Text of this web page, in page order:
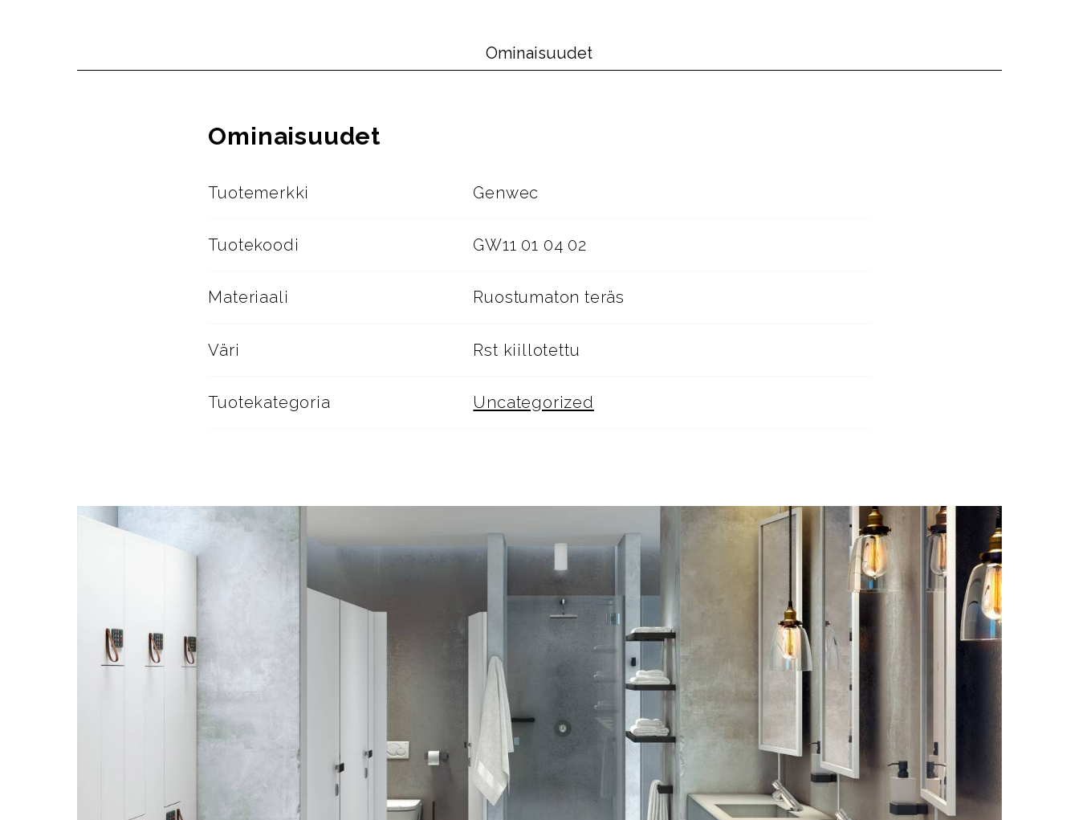
Ominaisuudet
Ominaisuudet
Tuotemerkki Genwec
Tuotekoodi GW11 01 04 02
Materiaali Ruostumaton teräs
Väri Rst kiillotettu
Tuotekategoria Uncategorized